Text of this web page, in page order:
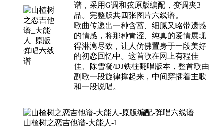
谱，采用G调和弦原版编配，变调夹3
品。完整版共四张图片六线谱。
歌曲传递出一种含蓄、细腻又略带遗憾
的情感，将那种青涩、纯真的爱情展现
得淋漓尽致，让人仿佛置身于一段美好
的初恋回忆中。这首歌在网上有程佳
佳、陈雪凝/DJ铁柱翻唱版本，整首歌由
副歌一段旋律撑起来，中间穿插着主歌
和一段说唱。
山楂树之恋吉他谱-大能人-1